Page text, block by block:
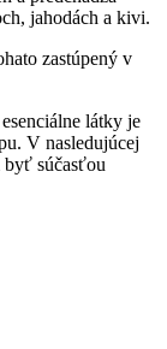
jahodách a kivi.
zastúpený v
látky je
V nasledujúcej⁢
byť súčasťou​